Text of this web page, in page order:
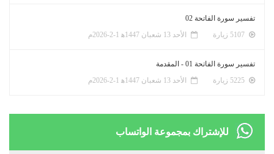
تفسير سورة الفاتحة 02
الأحد 13 شعبان 1447ﻫ 1-2-2026م
تفسير سورة الفاتحة 01 - المقدمة
الأحد 13 شعبان 1447ﻫ 1-2-2026م
للإشتراك بمجموعة الواتساب